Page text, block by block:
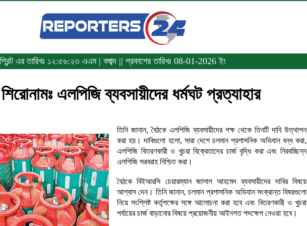
প্রিন্ট এর তারিখঃ ১২:৫৬:২৩ এএম| বঙ্গাব্দ || প্রকাশের তারিখঃ 08-01-2026 ইং
এলপিজি ব্যবসায়ীদের ধর্মঘট প্রত্যাহার
তিনি জানান, বৈঠকে এলপিজি ব্যবসায়ীদের পক্ষ থেকে তিনটি দাবি উত্থাপন
করা হয়। দাবিগুলো হলো, সারা দেশে চলমান প্রশাসনিক অভিযান বন্ধ করা,
এলপিজি বিতরণকারী ও খুচরা বিক্রেতাদের চার্জ বৃদ্ধি করা এবং নিরবচ্ছিন্ন
এলপিজি সরবরাহ নিশ্চিত করা।
বৈঠকে বিইআরসি চেয়ারম্যান জালাল আহমেদ ব্যবসায়ীদের দাবির বিষয়ে
আশ্বাস দেন। তিনি জানান, চলমান প্রশাসনিক অভিযান সংক্রান্ত বিষয়গুলো
নিয়ে সংশ্লিষ্ট কর্তৃপক্ষের সঙ্গে আলোচনা করা হবে এবং বিতরণকারী ও খুচরা
পর্যায়ের চার্জ বাড়ানোর বিষয়ে প্রয়োজনীয় আইনগত পদক্ষেপ নেওয়া হবে।